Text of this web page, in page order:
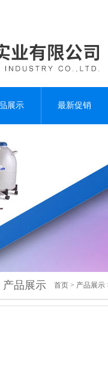
展示 最新促销
产品展示 首页 > 产品展示